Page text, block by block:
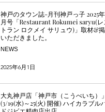
神戸のタウン誌-月刊神戸っ子 2025年6
月号「Restaurant Rokumei saryu(レ
トラン ロクメイ サリュウ)」取材&掲
いただきました。
NEWS
2025年6月1日
大丸神戸店「神戸市（こうべいち）」
(3/19(水)～25(火) 開催) ハイカラブルバ